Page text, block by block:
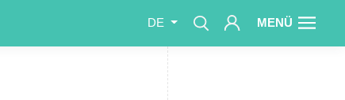
DE MENÜ